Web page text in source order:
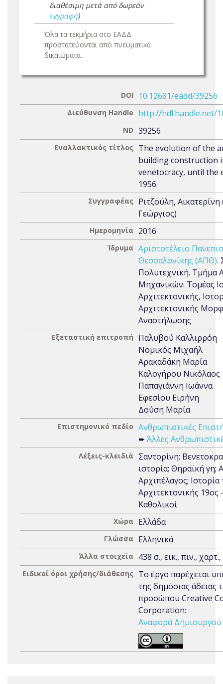
διαθέσιμη μετά από δωρεάν
εγγραφή)
Όλα τα τεκμήρια στο ΕΑΔΔ
προστατεύονται από πνευματικά
δικαιώματα.
DOI 10.12681/eadd/39256
Διεύθυνση Handle http://hdl.handle.net/
ND 39256
Εναλλακτικός τίτλος The evolution of the
building construction
venetocracy, until the
1956.
Συγγραφέας Ριτζούλη,
Γεώργιος)
Ημερομηνία 2016
Ίδρυμα Αριστοτέλειο
Θεσσαλονίκης (ΑΠΘ).
Πολυτεχνική. Τμήμα
Μηχανικών. Τομέας
Αρχιτεκτονικής,
Αρχιτεκτονικής
Αναστήλωσης
Εξεταστική επιτροπή
Παλυβού Καλλιρρόη
Νομικός Μιχαήλ
Αρακαδάκη Μαρία
Καλογήρου Νικόλαος
Παπαγιάννη Ιωάννα
Εφεσίου Ειρήνη
Δούση Μαρία
Επιστημονικό πεδίο Ανθρωπιστικές
➨ Άλλες
Λέξεις-κλειδιά
Σαντορίνη;
ιστορία; Θηραϊκή γη;
Αρχιπέλαγος; Ιστορία
Αρχιτεκτονικής 19ος
Καθολικοί
Χώρα Ελλάδα
Γλώσσα Ελληνικά
Άλλα στοιχεία 438 σ., εικ., πιν.,
Ειδικοί όροι χρήσης/διάθεσης Το έργο παρέχεται
της δημόσιας άδειας
προσώπου Creative
Corporation:
Αναφορά Δημιουργού